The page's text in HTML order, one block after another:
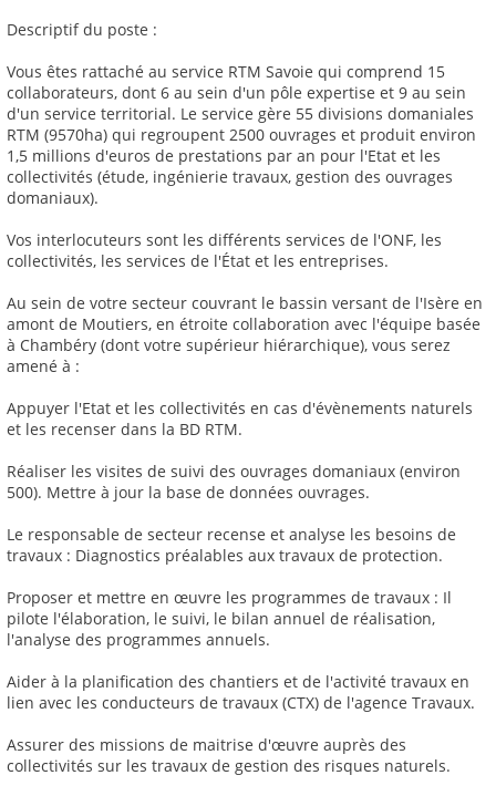
Descriptif du poste :
Vous êtes rattaché au service RTM Savoie qui comprend 15
collaborateurs, dont 6 au sein d'un pôle expertise et 9 au sein
d'un service territorial. Le service gère 55 divisions domaniales
RTM (9570ha) qui regroupent 2500 ouvrages et produit environ
1,5 millions d'euros de prestations par an pour l'Etat et les
collectivités (étude, ingénierie travaux, gestion des ouvrages
domaniaux).
Vos interlocuteurs sont les différents services de l'ONF, les
collectivités, les services de l'État et les entreprises.
Au sein de votre secteur couvrant le bassin versant de l'Isère en
amont de Moutiers, en étroite collaboration avec l'équipe basée
à Chambéry (dont votre supérieur hiérarchique), vous serez
amené à :
Appuyer l'Etat et les collectivités en cas d'évènements naturels
et les recenser dans la BD RTM.
Réaliser les visites de suivi des ouvrages domaniaux (environ
500). Mettre à jour la base de données ouvrages.
Le responsable de secteur recense et analyse les besoins de
travaux : Diagnostics préalables aux travaux de protection.
Proposer et mettre en œuvre les programmes de travaux : Il
pilote l'élaboration, le suivi, le bilan annuel de réalisation,
l'analyse des programmes annuels.
Aider à la planification des chantiers et de l'activité travaux en
lien avec les conducteurs de travaux (CTX) de l'agence Travaux.
Assurer des missions de maitrise d'œuvre auprès des
collectivités sur les travaux de gestion des risques naturels.